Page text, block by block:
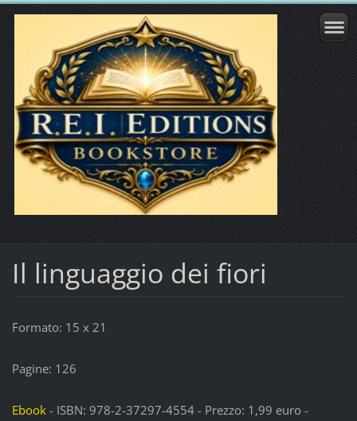
Il linguaggio dei fiori
Formato: 15 x 21
Pagine: 126
Ebook- ISBN: 978-2-37297-4554 - Prezzo: 1,99 euro -